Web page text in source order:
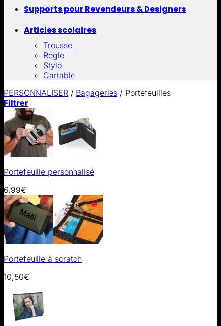
Supports pour Revendeurs & Designers
Articles scolaires
Trousse
Régle
Stylo
Cartable
PERSONNALISER / Bagageries / Portefeuilles
Filtrer
Portefeuille personnalisé
6,99€
Portefeuille à scratch
10,50€